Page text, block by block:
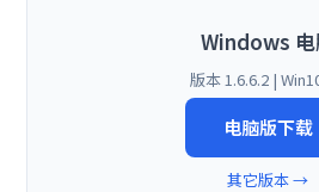
Windows 电
版本 1.6.6.2 |
电脑版下载
其它版本 →